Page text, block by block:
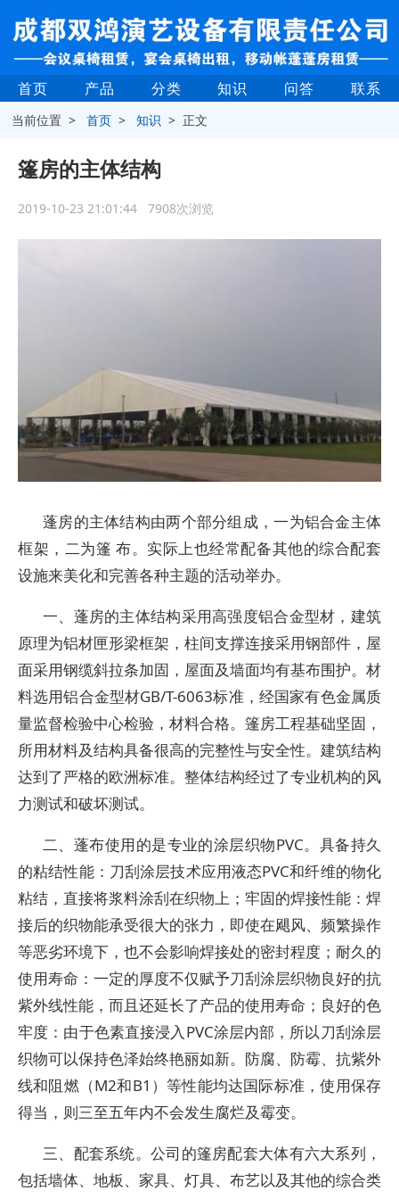
首页 产品 分类 知识 问答 联系
当前位置 >首页 >知识 > 正文
篷房的主体结构
2019-10-23 21:01:44 7908次浏览
蓬房的主体结构由两个部分组成，一为铝合金主体
框架，二为篷 布。实际上也经常配备其他的综合配套
设施来美化和完善各种主题的活动举办。
一、蓬房的主体结构采用高强度铝合金型材，建筑
原理为铝材匣形梁框架，柱间支撑连接采用钢部件，屋
面采用钢缆斜拉条加固，屋面及墙面均有基布围护。材
料选用铝合金型材GB/T-6063标准，经国家有色金属质
量监督检验中心检验，材料合格。篷房工程基础坚固，
所用材料及结构具备很高的完整性与安全性。建筑结构
达到了严格的欧洲标准。整体结构经过了专业机构的风
力测试和破坏测试。
二、蓬布使用的是专业的涂层织物PVC。具备持久
的粘结性能：刀刮涂层技术应用液态PVC和纤维的物化
粘结，直接将浆料涂刮在织物上；牢固的焊接性能：焊
接后的织物能承受很大的张力，即使在飓风、频繁操作
等恶劣环境下，也不会影响焊接处的密封程度；耐久的
使用寿命：一定的厚度不仅赋予刀刮涂层织物良好的抗
紫外线性能，而且还延长了产品的使用寿命；良好的色
牢度：由于色素直接浸入PVC涂层内部，所以刀刮涂层
织物可以保持色泽始终艳丽如新。防腐、防霉、抗紫外
线和阻燃（M2和B1）等性能均达国际标准，使用保存
得当，则三至五年内不会发生腐烂及霉变。
三、配套系统。公司的篷房配套大体有六大系列，
包括墙体、地板、家具、灯具、布艺以及其他的综合类